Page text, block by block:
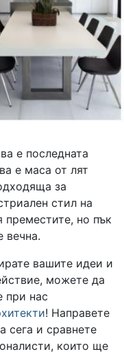
е последната
е маса от лят
за
стил на
но пък
вечна.
вашите идеи и
можете да
при нас
! Направете
сега и сравнете
които ще